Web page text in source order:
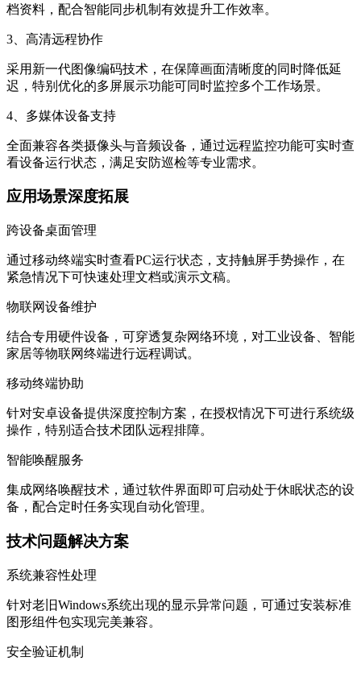
档资料，配合智能同步机制有效提升工作效率。
3、高清远程协作
采用新一代图像编码技术，在保障画面清晰度的同时降低延
迟，特别优化的多屏展示功能可同时监控多个工作场景。
4、多媒体设备支持
全面兼容各类摄像头与音频设备，通过远程监控功能可实时查
看设备运行状态，满足安防巡检等专业需求。
应用场景深度拓展
跨设备桌面管理
通过移动终端实时查看PC运行状态，支持触屏手势操作，在
紧急情况下可快速处理文档或演示文稿。
物联网设备维护
结合专用硬件设备，可穿透复杂网络环境，对工业设备、智能
家居等物联网终端进行远程调试。
移动终端协助
针对安卓设备提供深度控制方案，在授权情况下可进行系统级
操作，特别适合技术团队远程排障。
智能唤醒服务
集成网络唤醒技术，通过软件界面即可启动处于休眠状态的设
备，配合定时任务实现自动化管理。
技术问题解决方案
系统兼容性处理
针对老旧Windows系统出现的显示异常问题，可通过安装标准
图形组件包实现完美兼容。
安全验证机制